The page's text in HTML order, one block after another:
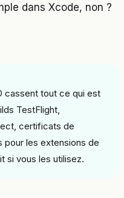
dans Xcode, non ?
cassent tout ce qui est
TestFlight,
certificats de
pour les extensions de
si vous les utilisez.